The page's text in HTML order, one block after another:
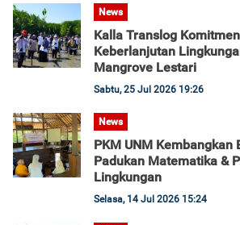
News
Kalla Translog
Keberlanjutan
Mangrove Lestari
Sabtu, 25 Jul 2026 19:26
News
PKM UNM Kembangkan
Padukan Matematika &
Lingkungan
Selasa, 14 Jul 2026 15:24